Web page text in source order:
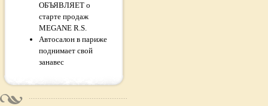
ОБЪЯВЛЯЕТ о
старте продаж
MEGANE R.S.
Автосалон в париже
поднимает свой
занавес